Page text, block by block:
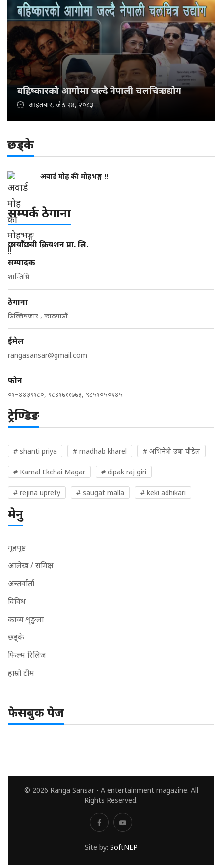
बहिष्कारको आगोमा जल्दै नेपाली चलचित्र उद्योग
आइतबार, जेठ २४, २०८३
छड्के
अवार्ड मोह की मोहभङ्ग !!
सम्पर्क ठेगाना
छायाँछवी क्रियशन प्रा. लि.
सम्पादक
शान्तिप्रिय
ठेगाना
डिल्लिबजार , काठमाडौं
ईमेल
rangasansar@gmail.com
फोन
०१–४४३९१८०, ९८४१७११७७३, ९८५१०५०६४५
ट्रेण्डिङ
# shanti priya # madhab kharel # अभिनेत्री उषा पौडेल
# Kamal Ekchai Magar # dipak raj giri
# rejina uprety # saugat malla # keki adhikari
मेनु
गृहपृष्ठ
आलेख / समिक्षा
अन्तर्वार्ता
विविध
काव्य शृङ्खला
छड्के
फिल्म रिलिज
हाम्रो टीम
फेसबुक पेज
© 2026 Ranga Sansar - A entertainment magazine. All
Rights Reserved.
Site by: SoftNEP